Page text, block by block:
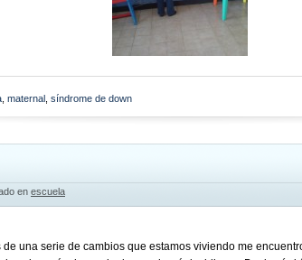
maternal síndrome de down
en escuela
de una serie de cambios que estamos viviendo me